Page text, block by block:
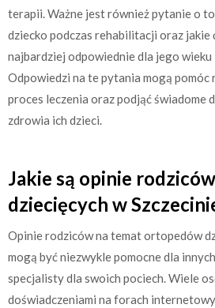
terapii. Ważne jest również pytanie o
dziecko podczas rehabilitacji oraz jakie
najbardziej odpowiednie dla jego
Odpowiedzi na te pytania mogą pomóc
proces leczenia oraz podjąć świadome
zdrowia ich dzieci.
Jakie są opinie
dziecięcych w
Opinie rodziców na temat ortopedów
mogą być niezwykle pomocne dla
specjalisty dla swoich pociech. Wiele
doświadczeniami na forach